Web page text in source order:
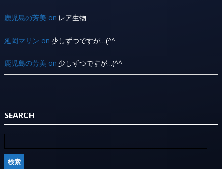
鹿児島の芳美 on レア生物
延岡マリン on 少しずつですが…(^^ ゞ
鹿児島の芳美 on 少しずつですが…(^^ ゞ
SEARCH